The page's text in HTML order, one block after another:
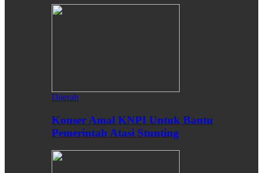
Daerah
Konser Amal KNPI Untuk Bantu
Pemerintah Atasi Stunting